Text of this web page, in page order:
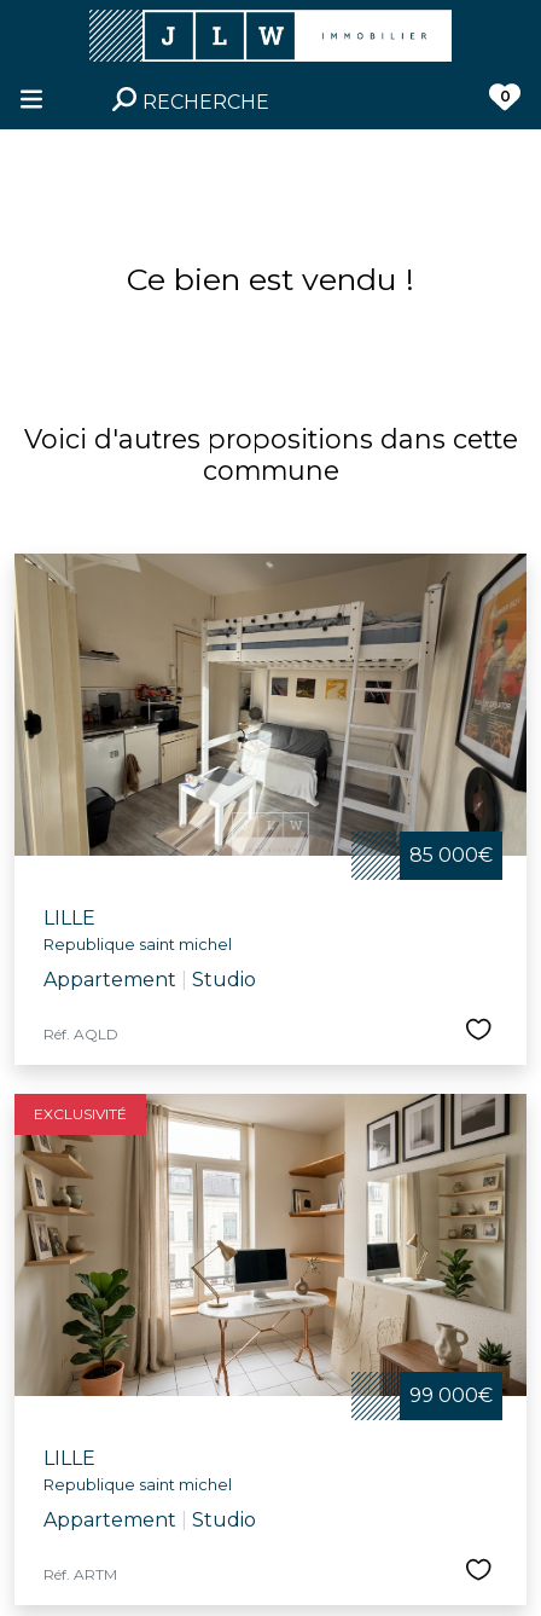
RECHERCHE 0
Ce bien est vendu !
Voici d'autres propositions dans cette
commune
85 000€
LILLE
Republique saint michel
Appartement Studio
Réf. AQLD
EXCLUSIVITÉ
99 000€
LILLE
Republique saint michel
Appartement Studio
Réf. ARTM